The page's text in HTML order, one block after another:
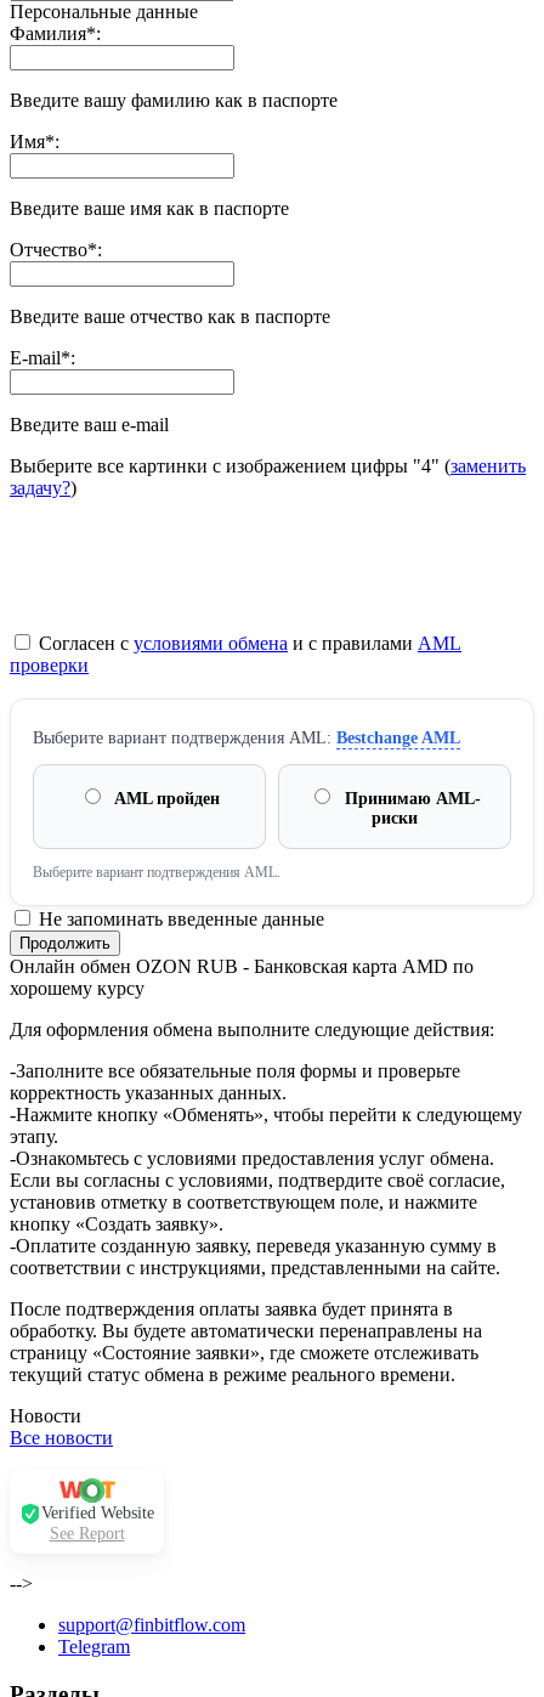
Персональные данные
Фамилия*:
Введите вашу фамилию как в паспорте
Имя*:
Введите ваше имя как в паспорте
Отчество*:
Введите ваше отчество как в паспорте
E-mail*:
Введите ваш e-mail
Выберите все картинки с изображением цифры "4" (заменить
задачу?)
Согласен с условиями обмена и с правилами AML
проверки
Выберите вариант подтверждения AML: Bestchange AML
AML пройден
Принимаю AML-
риски
Выберите вариант подтверждения AML.
Не запоминать введенные данные
Онлайн обмен OZON RUB - Банковская карта AMD по
хорошему курсу
Для оформления обмена выполните следующие действия:
-Заполните все обязательные поля формы и проверьте
корректность указанных данных.
-Нажмите кнопку «Обменять», чтобы перейти к следующему
этапу.
-Ознакомьтесь с условиями предоставления услуг обмена.
Если вы согласны с условиями, подтвердите своё согласие,
установив отметку в соответствующем поле, и нажмите
кнопку «Создать заявку».
-Оплатите созданную заявку, переведя указанную сумму в
соответствии с инструкциями, представленными на сайте.
После подтверждения оплаты заявка будет принята в
обработку. Вы будете автоматически перенаправлены на
страницу «Состояние заявки», где сможете отслеживать
текущий статус обмена в режиме реального времени.
Новости
Все новости
Verified Website
See Report
-->
support@finbitflow.com
Telegram